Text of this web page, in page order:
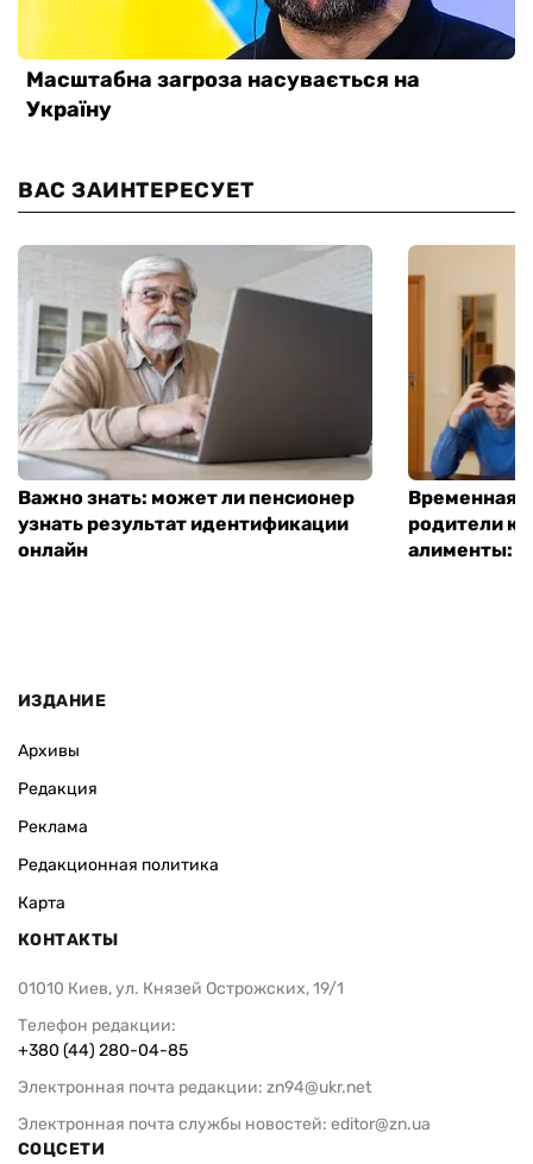
ВАС ЗАИНТЕРЕСУЕТ
Важно знать: может ли пенсионер
узнать результат идентификации
онлайн
Временная
родители
алименты:
ИЗДАНИЕ
Архивы
Редакция
Реклама
Редакционная политика
Карта
КОНТАКТЫ
01010 Киев, ул. Князей Острожских, 19/1
Телефон редакции:
+380 (44) 280-04-85
Электронная почта редакции: zn94@ukr.net
Электронная почта службы новостей: editor@zn.ua
СОЦСЕТИ